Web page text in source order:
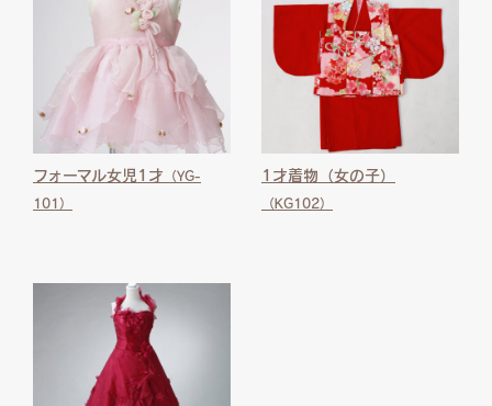
フォーマル女児1才 （YG-
101）
1才着物（女の子）
（KG102）